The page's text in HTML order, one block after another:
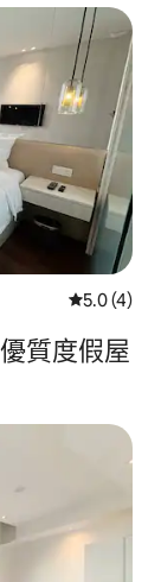
從 4 則評
5.0 (4)
質度假屋